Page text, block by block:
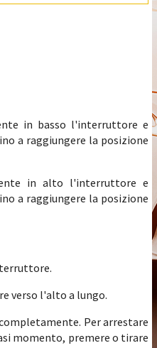
in basso l'interruttore e
a raggiungere la posizione
in alto l'interruttore e
a raggiungere la posizione
verso l'alto a lungo.
Per arrestare
momento, premere o tirare